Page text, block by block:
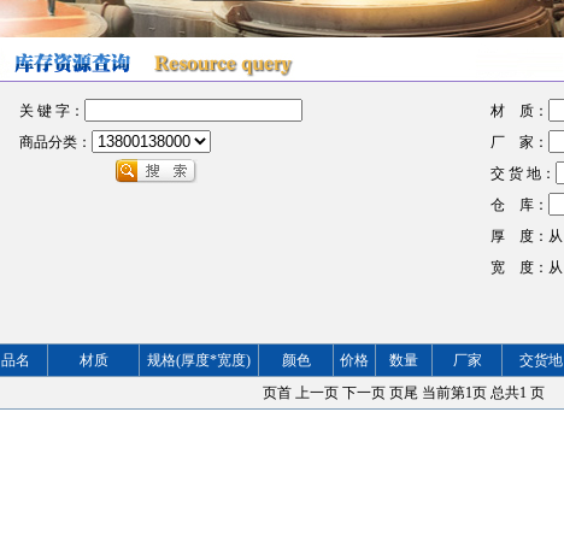
关 键 字：
商品分类：
材 质：
厂 家：
交 货 地：
仓 库：
厚 度：从
宽 度：从
品名 材质 规格(厚度*宽度) 颜色 价格 数量 厂家 交货地
页首 上一页 下一页 页尾 当前第1页 总共1 页